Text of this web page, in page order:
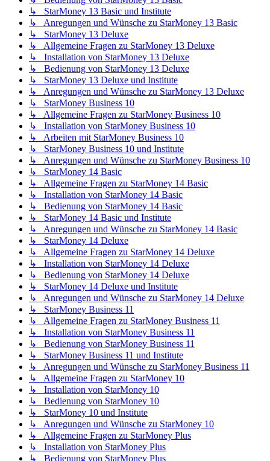
↳ StarMoney 13 Basic und Institute
↳ Anregungen und Wünsche zu StarMoney 13 Basic
↳ StarMoney 13 Deluxe
↳ Allgemeine Fragen zu StarMoney 13 Deluxe
↳ Installation von StarMoney 13 Deluxe
↳ Bedienung von StarMoney 13 Deluxe
↳ StarMoney 13 Deluxe und Institute
↳ Anregungen und Wünsche zu StarMoney 13 Deluxe
↳ StarMoney Business 10
↳ Allgemeine Fragen zu StarMoney Business 10
↳ Installation von StarMoney Business 10
↳ Arbeiten mit StarMoney Business 10
↳ StarMoney Business 10 und Institute
↳ Anregungen und Wünsche zu StarMoney Business 10
↳ StarMoney 14 Basic
↳ Allgemeine Fragen zu StarMoney 14 Basic
↳ Installation von StarMoney 14 Basic
↳ Bedienung von StarMoney 14 Basic
↳ StarMoney 14 Basic und Institute
↳ Anregungen und Wünsche zu StarMoney 14 Basic
↳ StarMoney 14 Deluxe
↳ Allgemeine Fragen zu StarMoney 14 Deluxe
↳ Installation von StarMoney 14 Deluxe
↳ Bedienung von StarMoney 14 Deluxe
↳ StarMoney 14 Deluxe und Institute
↳ Anregungen und Wünsche zu StarMoney 14 Deluxe
↳ StarMoney Business 11
↳ Allgemeine Fragen zu StarMoney Business 11
↳ Installation von StarMoney Business 11
↳ Bedienung von StarMoney Business 11
↳ StarMoney Business 11 und Institute
↳ Anregungen und Wünsche zu StarMoney Business 11
↳ Allgemeine Fragen zu StarMoney 10
↳ Installation von StarMoney 10
↳ Bedienung von StarMoney 10
↳ StarMoney 10 und Institute
↳ Anregungen und Wünsche zu StarMoney 10
↳ Allgemeine Fragen zu StarMoney Plus
↳ Installation von StarMoney Plus
↳ Bedienung von StarMoney Plus